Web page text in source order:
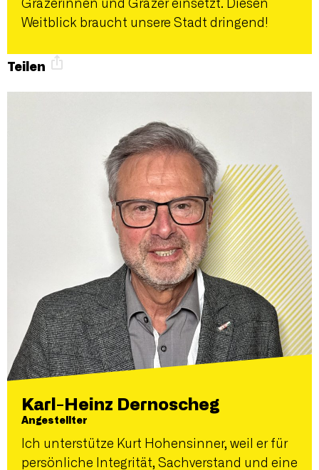
Grazerinnen und Grazer einsetzt. Diesen
Weitblick braucht unsere Stadt dringend!
Teilen
Karl-Heinz Dernoscheg
Angestellter
Ich unterstütze Kurt Hohensinner, weil er für
persönliche Integrität, Sachverstand und eine